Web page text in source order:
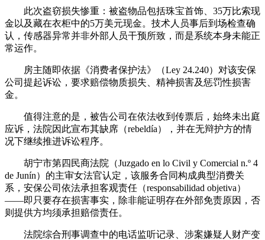
此次盗窃损失惨重：被盗物品包括珠宝首饰、35万比索现
金以及藏在衣柜中的5万美元现金。技术人员事后到场检查确
认，传感器异常并非外部人员干预所致，而是系统本身未能正
常运作。
房主随即依据《消费者保护法》（Ley 24.240）对该安保
公司提起诉讼，要求赔偿物质损失、精神损害及惩罚性损害
金。
值得注意的是，被告公司在依法收到传票后，始终未出庭
应诉，法院因此宣布其缺席（rebeldía），并在无辩护方的情
况下继续推进诉讼程序。
胡宁市第四民商法院（Juzgado en lo Civil y Comercial n.º 4
de Junín）的主审女法官认定，该服务合同构成典型消费关
系，安保公司依法承担客观责任（responsabilidad objetiva）
——即只要存在损害事实，除非能证明存在外部免责原因，否
则提供方均须承担赔偿责任。
法院综合刑事调查中的电话监听记录、涉案嫌疑人财产变